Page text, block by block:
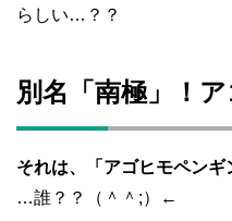
らしい…？？
別名「南極」！
それは、「アゴヒモペンギ
…誰？？（＾＾;）←